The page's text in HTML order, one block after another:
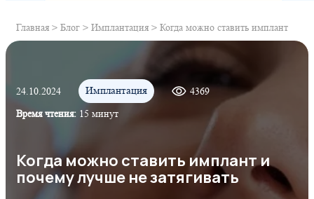
Главная > Блог > Имплантация > Когда можно ставить имплант
24.10.2024 Имплантация
4369
Время чтения: 15 минут
Когда можно ставить имплант и
почему лучше не затягивать